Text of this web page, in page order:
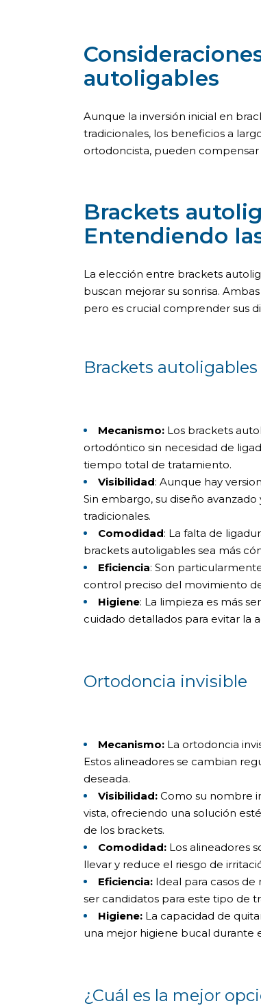
autoligables
Aunque la inversión inicial en
tradicionales, los beneficios a
ortodoncista, pueden compensar
Brackets
Entendiendo
La elección entre brackets
buscan mejorar su sonrisa.
pero es crucial comprender sus
Brackets autoligables
Mecanismo: Los brackets
ortodóntico sin necesidad de
tiempo total de tratamiento.
Visibilidad: Aunque hay
Sin embargo, su diseño
tradicionales.
Comodidad: La falta de
brackets autoligables sea más
Eficiencia: Son
control preciso del movimiento
Higiene: La limpieza es más
cuidado detallados para evitar la
Ortodoncia invisible
Mecanismo: La ortodoncia
Estos alineadores se cambian
deseada.
Visibilidad: Como su nombre
vista, ofreciendo una solución
de los brackets.
Comodidad: Los alineadores
llevar y reduce el riesgo de
Eficiencia: Ideal para casos
ser candidatos para este tipo de
Higiene: La capacidad de
una mejor higiene bucal durante
¿Cuál es la mejor